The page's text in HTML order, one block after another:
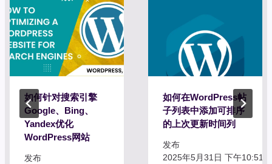
如何针对搜索引擎
Google、Bing、
Yandex优化
WordPress网站
发布
如何在WordPress帖
子列表中添加可排序
的上次更新时间列
发布
2025年5月31日 下午10:51